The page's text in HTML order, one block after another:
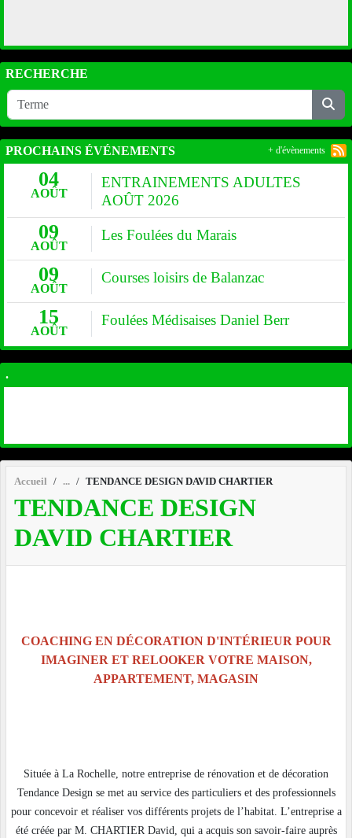
Accueil TENDANCE DESIGN DAVID CHARTIER
TENDANCE DESIGN
DAVID CHARTIER
COACHING EN DÉCORATION D'INTÉRIEUR POUR
IMAGINER ET RELOOKER VOTRE MAISON,
APPARTEMENT, MAGASIN
Située à La Rochelle, notre entreprise de rénovation et de décoration
Tendance Design se met au service des particuliers et des professionnels
pour concevoir et réaliser vos différents projets de l’habitat. L’entreprise a
été créée par M. CHARTIER David, qui a acquis son savoir-faire auprès
RECHERCHE
PROCHAINS ÉVÉNEMENTS
04
AOÛT
ENTRAINEMENTS ADULTES
AOÛT 2026
09
AOÛT
Les Foulées du Marais
09
AOÛT
Courses loisirs de Balanzac
15
AOÛT
Foulées Médisaises Daniel Berr
+ d'évènements
.